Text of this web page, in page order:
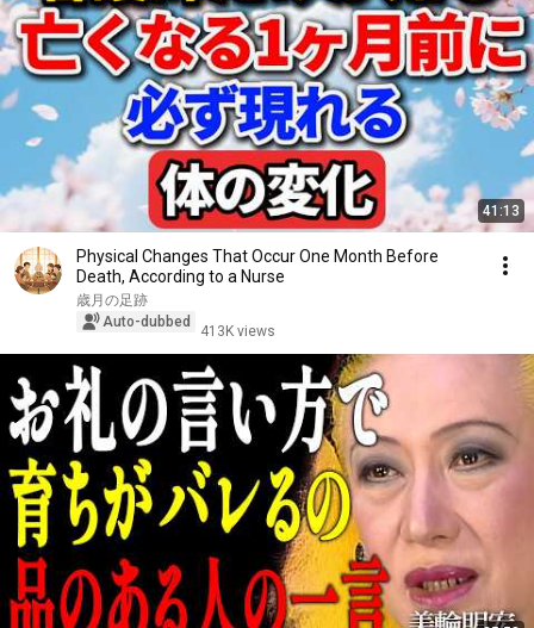
41:13
Physical Changes That Occur One Month Before
Death, According to a Nurse
歳月の足跡
Auto-dubbed
413K views